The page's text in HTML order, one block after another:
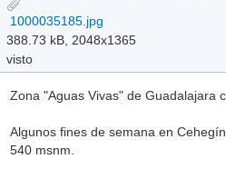
1000035185.jpg
388.73 kB, 2048x1365
visto
Zona "Aguas Vivas" de Guadalajara
Algunos fines de semana en
540 msnm.